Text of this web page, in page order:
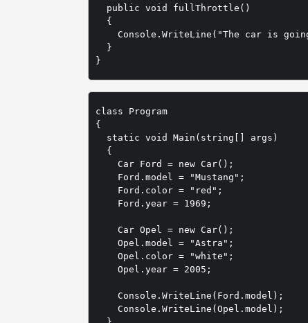
  public void fullThrottle()
  {
Console.WriteLine("The car is
  }
}
class Program
{
  static void Main(string[] args)
  {
    Car Ford = new Car();
    Ford.model = "Mustang";
    Ford.color = "red";
    Ford.year = 1969;
    Car Opel = new Car();
    Opel.model = "Astra";
    Opel.color = "white";
    Opel.year = 2005;
    Console.WriteLine(Ford.model);
    Console.WriteLine(Opel.model);